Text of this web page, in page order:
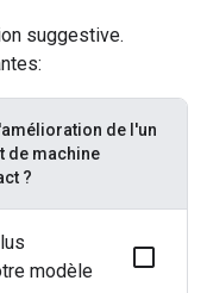
suggestive.
de l'un
de machine
?
modèle